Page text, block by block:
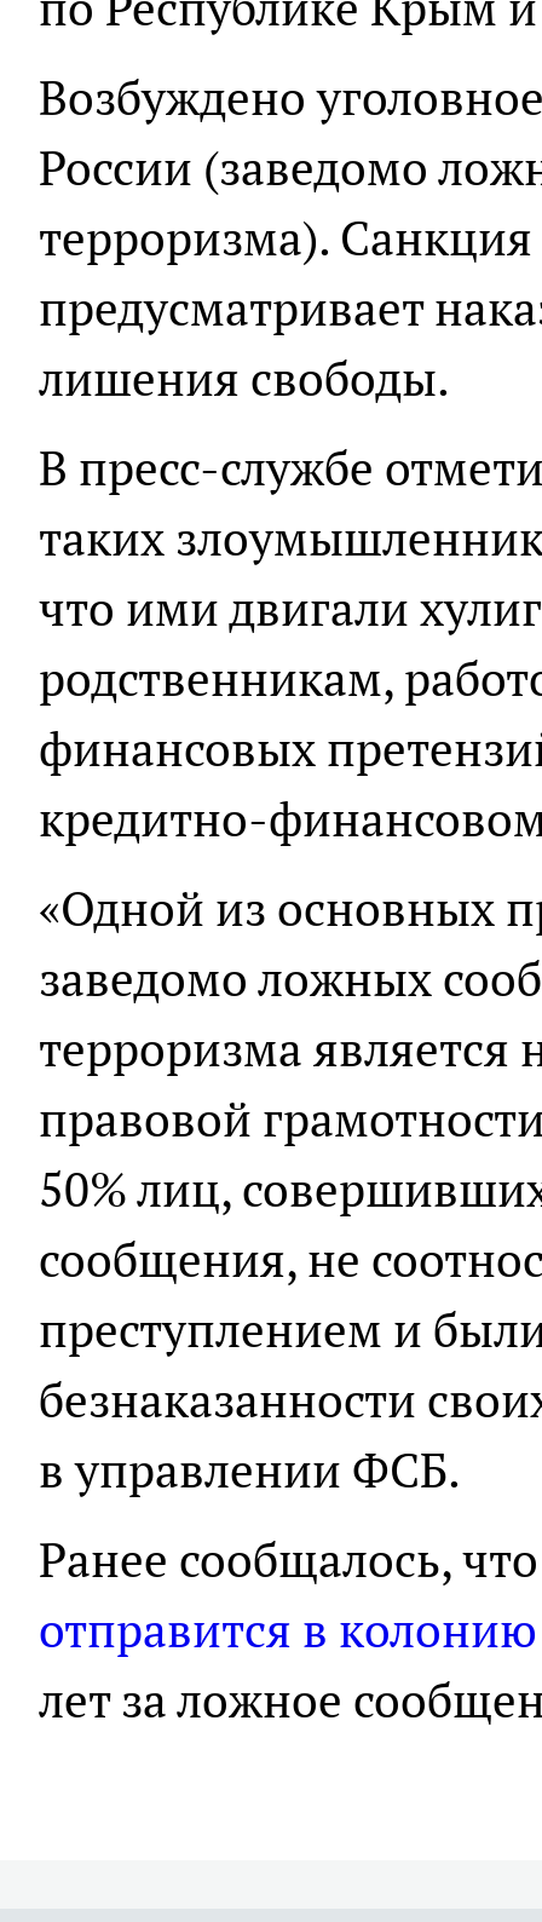
Возбуждено
России (заведомо
терроризма).
предусматривает
лишения свободы.
В пресс-службе
таких
что ими двигали
родственникам,
финансовых
кредитно-
«Одной из основных
заведомо ложных
терроризма является
правовой
50% лиц,
сообщения, не
преступлением и
безнаказанности
в управлении ФСБ.
Ранее сообщалось,
отправится в колонию
лет за ложное